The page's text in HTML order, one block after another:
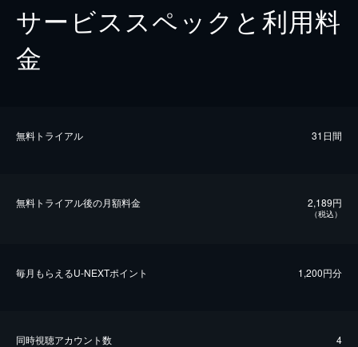
サービススペックと利用料
金
無料トライアル 31日間
無料トライアル後の⽉額料金 2,189円
（税込）
毎⽉もらえるU-NEXTポイント 1,200円分
同時視聴アカウント数 4